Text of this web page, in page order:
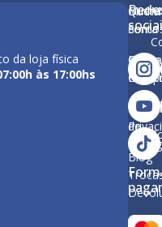
da loja física
às 17:00hs
Minha
conta
Como
Política
de
Quem
Nossa
Blog